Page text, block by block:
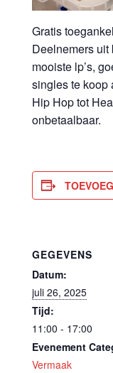
Gratis
Deelnemers
mooiste lp’s,
singles te koop
Hip Hop tot
onbetaalbaar.
GEGEVENS
Datum:
juli 26, 2025
Tijd:
11:00 - 17:00
Evenement
Vermaak